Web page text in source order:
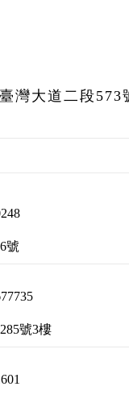
灣大道二段573
號
號3樓